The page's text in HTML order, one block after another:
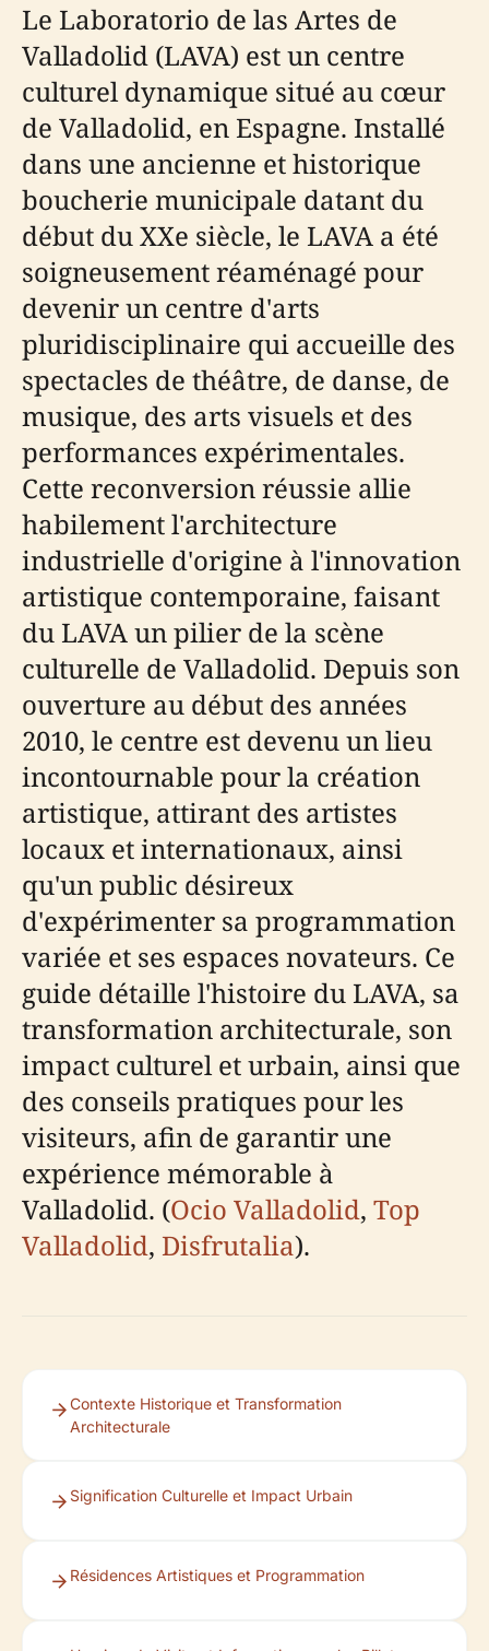
Le Laboratorio de las Artes de
Valladolid (LAVA) est un centre
culturel dynamique situé au cœur
de Valladolid, en Espagne. Installé
dans une ancienne et historique
boucherie municipale datant du
début du XXe siècle, le LAVA a été
soigneusement réaménagé pour
devenir un centre d'arts
pluridisciplinaire qui accueille des
spectacles de théâtre, de danse, de
musique, des arts visuels et des
performances expérimentales.
Cette reconversion réussie allie
habilement l'architecture
industrielle d'origine à l'innovation
artistique contemporaine, faisant
du LAVA un pilier de la scène
culturelle de Valladolid. Depuis son
ouverture au début des années
2010, le centre est devenu un lieu
incontournable pour la création
artistique, attirant des artistes
locaux et internationaux, ainsi
qu'un public désireux
d'expérimenter sa programmation
variée et ses espaces novateurs. Ce
guide détaille l'histoire du LAVA, sa
transformation architecturale, son
impact culturel et urbain, ainsi que
des conseils pratiques pour les
visiteurs, afin de garantir une
expérience mémorable à
Valladolid. (Ocio Valladolid, Top
Valladolid, Disfrutalia).
Contexte Historique et Transformation
Architecturale
Signification Culturelle et Impact Urbain
Résidences Artistiques et Programmation